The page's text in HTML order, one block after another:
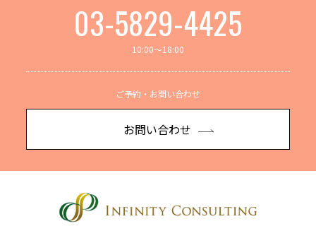
03-5829-4425
10:00～18:00
ご予約・お問い合わせ
お問い合わせ